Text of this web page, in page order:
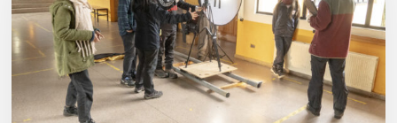
del
mar:
largometraje
de